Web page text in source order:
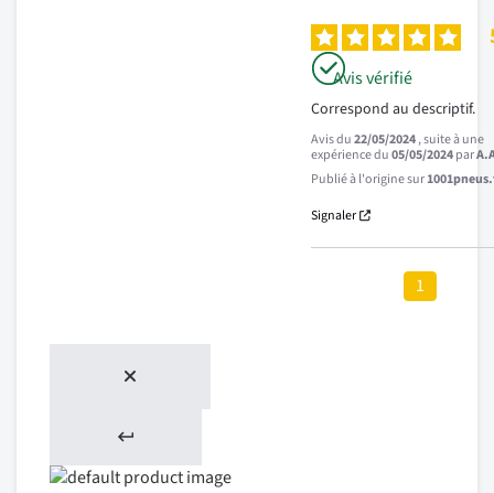
Avis vérifié
Correspond au descriptif.
Avis du22/05/2024, suite à une
expérience du05/05/2024par
Publié à l'origine sur
Signaler
1